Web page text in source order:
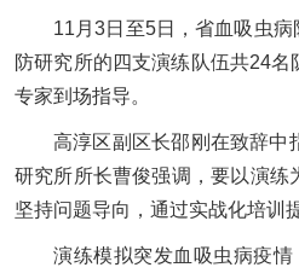
11月3日至5日，省血吸虫
防研究所的四支演练队伍共24
专家到场指导。
高淳区副区长邵刚在致辞中
研究所所长曹俊强调，要以演练
坚持问题导向，通过实战化培训
演练模拟突发血吸虫病疫